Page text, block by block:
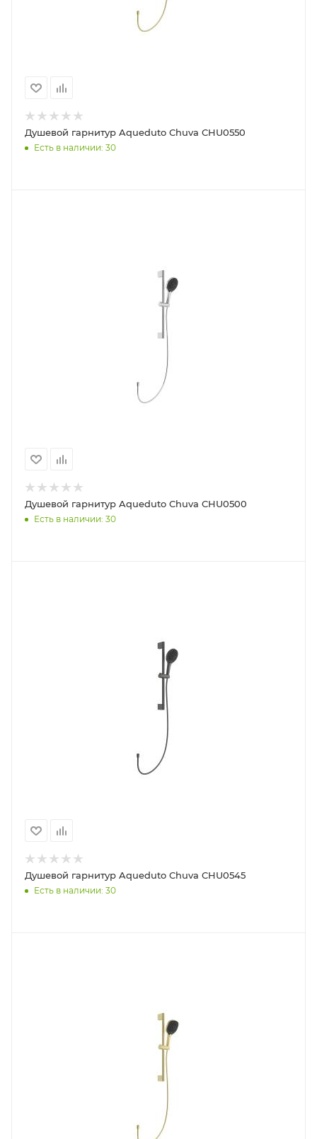
Душевой гарнитур Aqueduto Chuva CHU0550
Есть в наличии: 30
Душевой гарнитур Aqueduto Chuva CHU0500
Есть в наличии: 30
Душевой гарнитур Aqueduto Chuva CHU0545
Есть в наличии: 30